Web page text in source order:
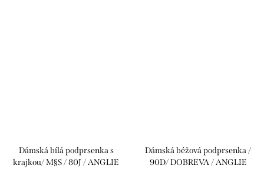
Dámská bílá podprsenka s
krajkou/ M§S / 80J / ANGLIE
Dámská béžová podprsenka /
90D/ DOBREVA / ANGLIE